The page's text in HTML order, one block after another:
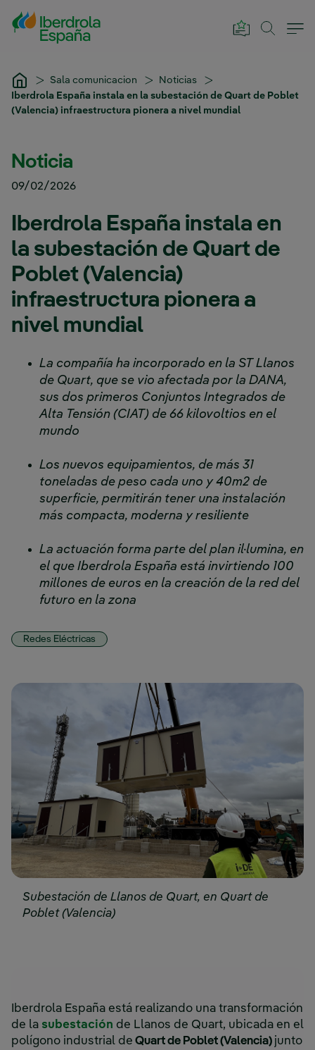
Saltar al contenido principal
Sala comunicacion
Noticias
Iberdrola España instala en la subestación de Quart de Poblet
(Valencia) infraestructura pionera a nivel mundial
Noticia
09/02/2026
Iberdrola España instala en
la subestación de Quart de
Poblet (Valencia)
infraestructura pionera a
nivel mundial
La compañía ha incorporado en la ST Llanos
de Quart, que se vio afectada por la DANA,
sus dos primeros Conjuntos Integrados de
Alta Tensión (CIAT) de 66 kilovoltios en el
mundo
Los nuevos equipamientos, de más 31
toneladas de peso cada uno y 40m2 de
superficie, permitirán tener una instalación
más compacta, moderna y resiliente
La actuación forma parte del plan il·lumina, en
el que Iberdrola España está invirtiendo 100
millones de euros en la creación de la red del
futuro en la zona
Redes Eléctricas
Subestación de Llanos de Quart, en Quart de
Poblet (Valencia)
Iberdrola España está realizando una transformación
de la subestación de Llanos de Quart, ubicada en el
polígono industrial de Quart de Poblet (Valencia) junto